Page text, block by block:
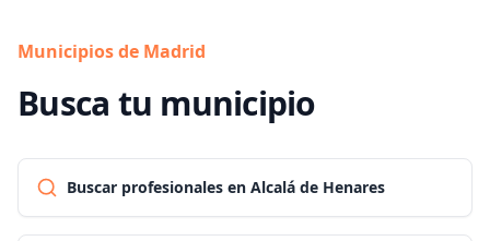
Municipios de Madrid
Busca tu municipio
Buscar profesionales en Alcalá de Henares